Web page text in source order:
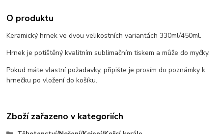
O produktu
Keramický hrnek ve dvou velikostních variantách 330ml/450ml.
Hrnek je potištěný kvalitním sublimačním tiskem a může do myčky.
Pokud máte vlastní požadavky, připište je prosím do poznámky k
hrnečku po vložení do košíku.
Zboží zařazeno v kategoriích